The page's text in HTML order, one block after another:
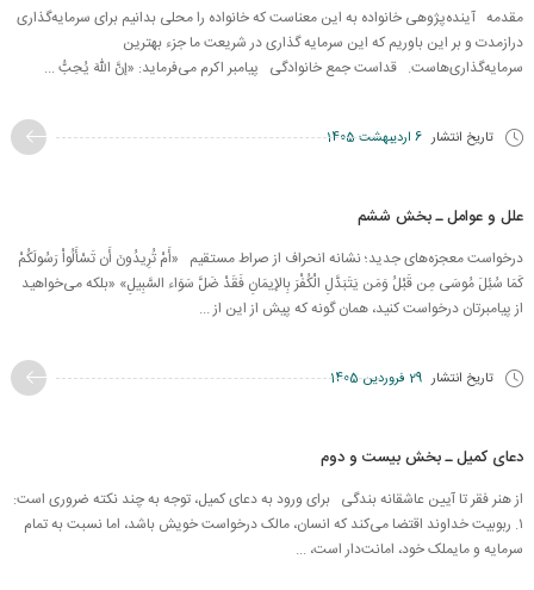
مقدمه آینده‌پژوهی خانواده به این معناست که خانواده را محلی بدانیم برای سرمایه‌گذاری
درازمدت و بر این باوریم که این سرمایه گذاری در شریعت ما جزء بهترین
سرمایه‌گذاری‌هاست. قداست جمع خانوادگی پیامبر اکرم می‌فرماید: «إنَّ اللّهَ يُحِبُّ ...
تاریخ انتشار 6 اردیبهشت 1405
علل و عوامل ـ بخش ششم
درخواست معجزه‌های جدید؛ نشانه انحراف از صراط مستقیم «أَمْ تُرِيدُونَ أَن تَسْأَلُواْ رَسُولَكُمْ
كَمَا سُئِلَ مُوسَى مِن قَبْلُ وَمَن يَتَبَدَّلِ الْكُفْرَ بِالإِيمَانِ فَقَدْ ضَلَّ سَوَاء السَّبِيلِ» «بلکه می‌خواهید
از پیامبرتان درخواست کنید، همان گونه که پیش از این از ...
تاریخ انتشار 29 فروردین 1405
دعای کمیل ـ بخش بیست و دوم
از هنر فقر تا آیین عاشقانه بندگی برای ورود به دعای کمیل، توجه به چند نکته ضروری است:
۱. ربوبیت خداوند اقتضا می‌کند که انسان، مالک درخواست خویش باشد، اما نسبت به تمام
سرمایه و مایملک خود، امانت‌دار است، ...